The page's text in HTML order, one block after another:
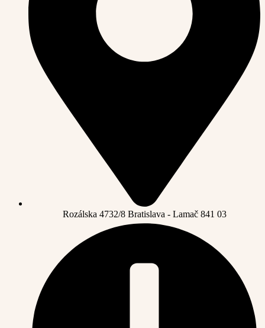
Rozálska 4732/8 Bratislava - Lamač 841 03